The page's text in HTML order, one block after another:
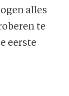
alles
te
eerste